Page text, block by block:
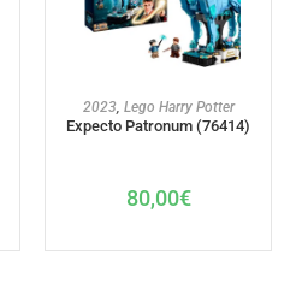
AJOUTER AU PANIER
2023 Lego Harry Potter
Expecto Patronum (76414)
80,00€